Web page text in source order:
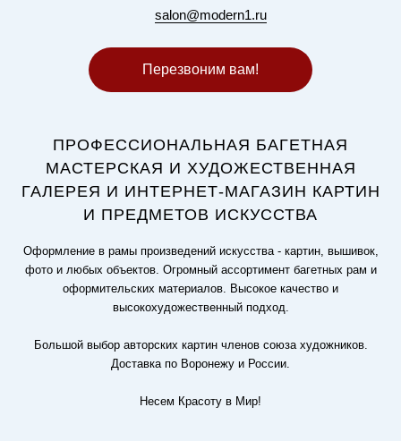
salon@modern1.ru
Перезвоним вам!
ПРОФЕССИОНАЛЬНАЯ БАГЕТНАЯ
МАСТЕРСКАЯ И ХУДОЖЕСТВЕННАЯ
ГАЛЕРЕЯ И ИНТЕРНЕТ-МАГАЗИН КАРТИН
И ПРЕДМЕТОВ ИСКУССТВА
Оформление в рамы произведений искусства - картин, вышивок,
фото и любых объектов. Огромный ассортимент багетных рам и
оформительских материалов. Высокое качество и
высокохудожественный подход.
Большой выбор авторских картин членов союза художников.
Доставка по Воронежу и России.
Несем Красоту в Мир!